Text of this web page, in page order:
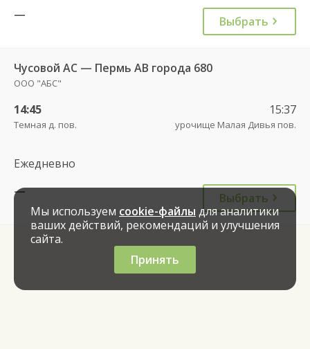
—
Выбрать
Чусовой АС — Пермь АВ города 680
ООО "АБС"
14:45
Темная д. пов.
15:37
урочище Малая Дивья пов.
Ежедневно
—
Выбрать
Мы используем cookie-файлы для аналитики
ваших действий, рекомендаций и улучшения
сайта.
Принять